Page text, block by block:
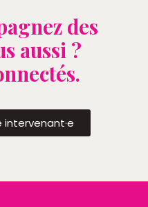
des
aussi ?
intervenant·e